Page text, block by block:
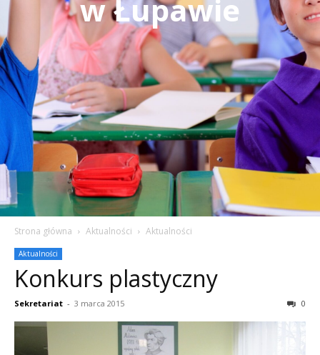
w Łupawie
Strona główna Aktualności Aktualności
Aktualności
Konkurs plastyczny
Sekretariat - 3 marca 2015 0